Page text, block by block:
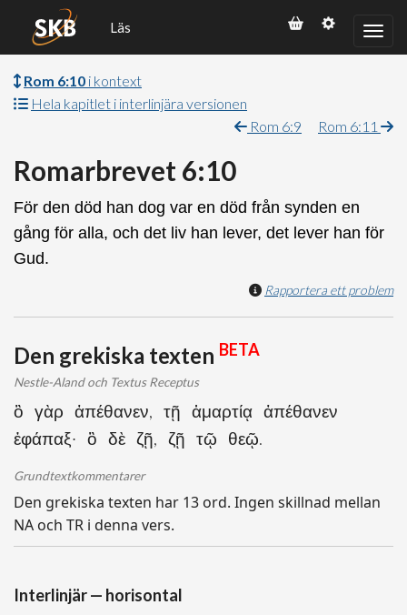
Läs
Rom 6:10 i kontext
Hela kapitlet i interlinjära versionen
Rom 6:9
Rom 6:11
Romarbrevet 6:10
För den död han dog var en död från synden en
gång för alla, och det liv han lever, det lever han för
Gud.
Rapportera ett problem
Den grekiska texten BETA
Nestle-Aland och Textus Receptus
ὃ γὰρ ἀπέθανεν, τῇ ἁμαρτίᾳ ἀπέθανεν
ἐφάπαξ· ὃ δὲ ζῇ, ζῇ τῷ θεῷ.
Grundtextkommentarer
Den grekiska texten har 13 ord. Ingen skillnad mellan
NA och TR i denna vers.
Interlinjär — horisontal